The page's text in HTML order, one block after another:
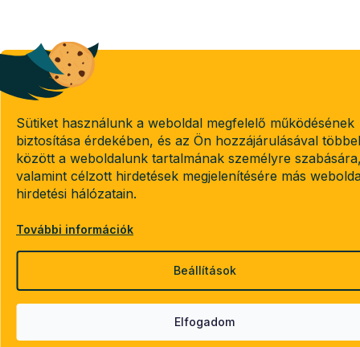
Sütiket használunk a weboldal megfelelő működésének
biztosítása érdekében, és az Ön hozzájárulásával
között a weboldalunk tartalmának személyre
valamint célzott hirdetések megjelenítésére más
hirdetési hálózatain.
További információk
Beállítások
Elfogadom